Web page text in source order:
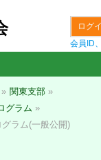
ログ
会員ID
» 関東支部 »
グラム »
ラム(一般公開)